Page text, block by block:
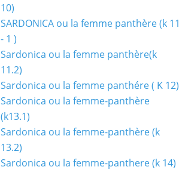
10)
SARDONICA ou la femme panthère (k 11
- 1 )
Sardonica ou la femme panthère(k
11.2)
Sardonica ou la femme panthére ( K 12)
Sardonica ou la femme-panthère
(k13.1)
Sardonica ou la femme-panthère (k
13.2)
Sardonica ou la femme-panthere (k 14)